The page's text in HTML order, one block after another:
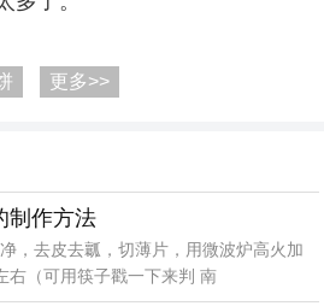
更多>>
制作方法
，去皮去瓤，切薄片，用微波炉高火加
右（可用筷子戳一下来判 南